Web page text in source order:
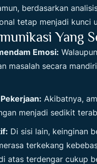
berdasarkan
tetap menjadi kunci
Yang
Emosi:
masalah secara
Akibatnya,
menjadi sedikit
Di sisi lain, keinginan
terkekang
atas terdengar cukup